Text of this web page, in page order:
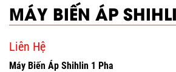
MÁY BIẾN ÁP
Liên Hệ
Máy Biến Áp Shihlin 1 Pha